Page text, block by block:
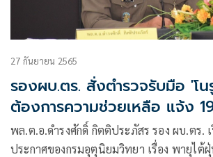
27 กันยายน 2565
รองผบ.ตร. สั่งตำรวจรับมือ 'โน
ต้องการความช่วยเหลือ แจ้ง
ได้ 24 ชม.
พล.ต.อ.ดำรงศักดิ์ กิตติประภัสร รอง ผบ.ตร. เปิดเผยว่า ตาม
ประกาศของกรมอุตุนิยมวิทยา เรื่อง พายุไต้ฝุ่